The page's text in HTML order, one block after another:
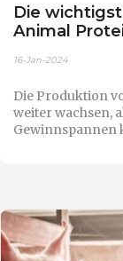
Die
Animal
16-Jan-2024
Die Produktion
weiter wachsen,
Gewinnspannen